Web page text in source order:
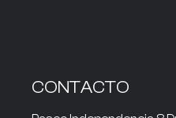
CONTACTO